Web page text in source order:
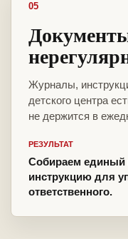
05
Журналы,
детского центра
не держится в
РЕЗУЛЬТАТ
Собираем единый
инструкцию для
ответственного.